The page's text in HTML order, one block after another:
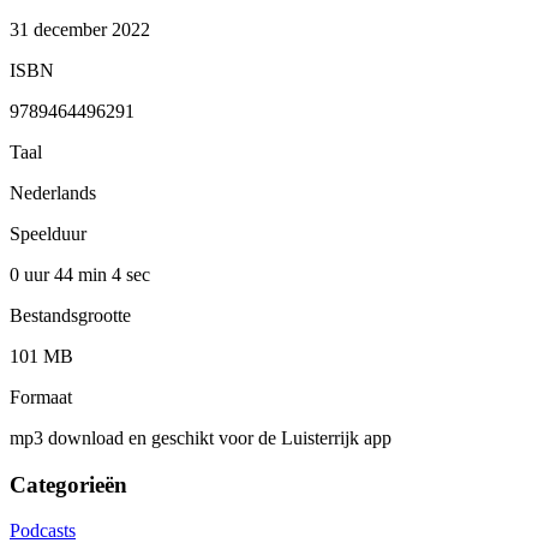
31 december 2022
ISBN
9789464496291
Taal
Nederlands
Speelduur
0 uur 44 min 4 sec
Bestandsgrootte
101 MB
Formaat
mp3 download en geschikt voor de Luisterrijk app
Categorieën
Podcasts